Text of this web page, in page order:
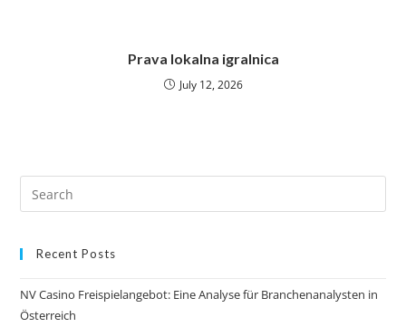
Prava lokalna igralnica
July 12, 2026
Recent Posts
NV Casino Freispielangebot: Eine Analyse für Branchenanalysten in
Österreich